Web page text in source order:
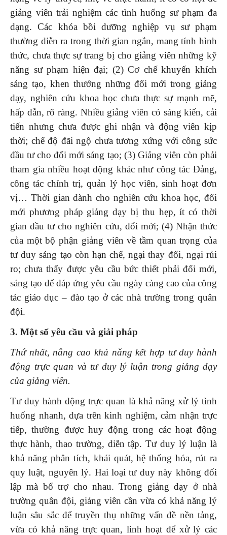
giảng viên trải nghiệm các tình huống sư phạm đa
dạng. Các khóa bồi dưỡng nghiệp vụ sư phạm
thường diễn ra trong thời gian ngắn, mang tính hình
thức, chưa thực sự trang bị cho giảng viên những kỹ
năng sư phạm hiện đại; (2) Cơ chế khuyến khích
sáng tạo, khen thưởng những đổi mới trong giảng
dạy, nghiên cứu khoa học chưa thực sự mạnh mẽ,
hấp dẫn, rõ ràng. Nhiều giảng viên có sáng kiến, cải
tiến nhưng chưa được ghi nhận và động viên kịp
thời; chế độ đãi ngộ chưa tương xứng với công sức
đầu tư cho đổi mới sáng tạo; (3) Giảng viên còn phải
tham gia nhiều hoạt động khác như công tác Đảng,
công tác chính trị, quản lý học viên, sinh hoạt đơn
vị… Thời gian dành cho nghiên cứu khoa học, đổi
mới phương pháp giảng dạy bị thu hẹp, ít có thời
gian đầu tư cho nghiên cứu, đổi mới; (4) Nhận thức
của một bộ phận giảng viên về tầm quan trọng của
tư duy sáng tạo còn hạn chế, ngại thay đổi, ngại rủi
ro; chưa thấy được yêu cầu bức thiết phải đổi mới,
sáng tạo để đáp ứng yêu cầu ngày càng cao của công
tác giáo dục – đào tạo ở các nhà trường trong quân
đội.
3. Một số yêu cầu và giải pháp
Thứ nhất, nâng cao khả năng kết hợp tư duy hành
động trực quan và tư duy lý luận trong giảng dạy
của giảng viên.
Tư duy hành động trực quan là khả năng xử lý tình
huống nhanh, dựa trên kinh nghiệm, cảm nhận trực
tiếp, thường được huy động trong các hoạt động
thực hành, thao trường, diễn tập. Tư duy lý luận là
khả năng phân tích, khái quát, hệ thống hóa, rút ra
quy luật, nguyên lý. Hai loại tư duy này không đối
lập mà bổ trợ cho nhau. Trong giảng dạy ở nhà
trường quân đội, giảng viên cần vừa có khả năng lý
luận sâu sắc để truyền thụ những vấn đề nền tảng,
vừa có khả năng trực quan, linh hoạt để xử lý các